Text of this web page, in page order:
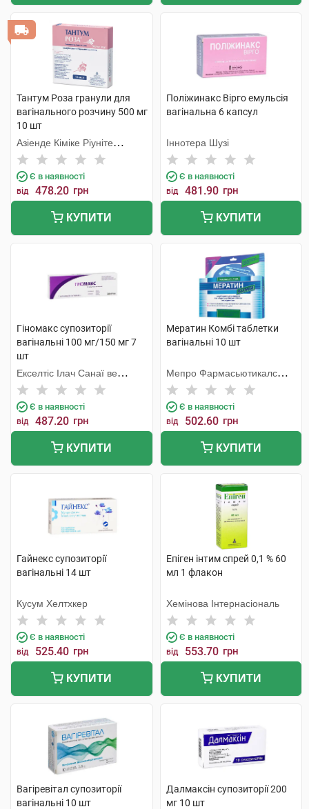
Тантум Роза гранули для
вагінального розчину 500 мг
10 шт
Азіенде Кіміке Ріуніте
Анжеліні Франческо
Є в наявності
від 478.20 грн
КУПИТИ
Поліжинакс Вірго емульсія
вагінальна 6 капсул
Іннотера Шузі
Є в наявності
від 481.90 грн
КУПИТИ
Гіномакс супозиторії
вагінальні 100 мг/150 мг 7
шт
Екселтіс Ілач Санаї ве
Тіджарет Анонім Шіркеті
Є в наявності
від 487.20 грн
КУПИТИ
Мератин Комбі таблетки
вагінальні 10 шт
Мепро Фармасьютикалс
Пріват
Є в наявності
від 502.60 грн
КУПИТИ
Гайнекс супозиторії
вагінальні 14 шт
Кусум Хелтхкер
Є в наявності
від 525.40 грн
КУПИТИ
Епіген інтим спрей 0,1 % 60
мл 1 флакон
Хемінова Інтернасіональ
Є в наявності
від 553.70 грн
КУПИТИ
Вагіревітал супозиторії
вагінальні 10 шт
Далмаксін супозиторії 200
мг 10 шт